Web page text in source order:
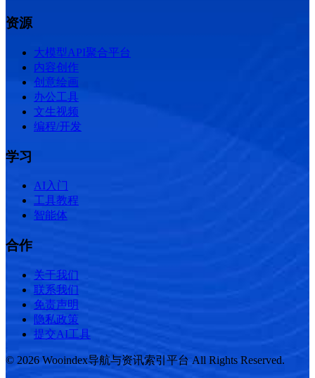
资源
大模型API聚合平台
内容创作
创意绘画
办公工具
文生视频
编程/开发
学习
AI入门
工具教程
智能体
合作
关于我们
联系我们
免责声明
隐私政策
提交AI工具
© 2026 Wooindex导航与资讯索引平台 All Rights Reserved.